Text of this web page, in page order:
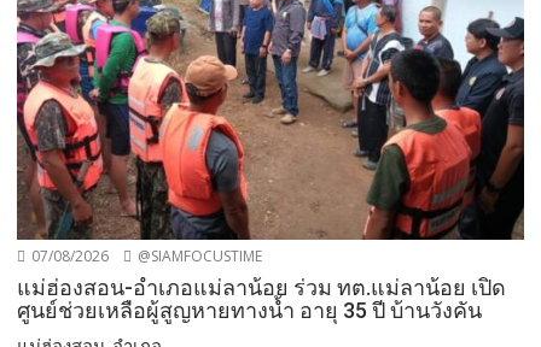
07/08/2026 @SIAMFOCUSTIME
แม่ฮ่องสอน-อำเภอแม่ลาน้อย ร่วม ทต.แม่ลาน้อย เปิด
ศูนย์ช่วยเหลือผู้สูญหายทางน้ำ อายุ 35 ปี บ้านวังคัน